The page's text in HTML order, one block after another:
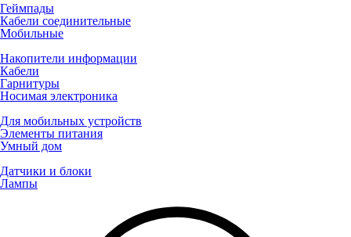
Геймпады
Кабели соединительные
Мобильные
Накопители информации
Кабели
Гарнитуры
Носимая электроника
Для мобильных устройств
Элементы питания
Умный дом
Датчики и блоки
Лампы